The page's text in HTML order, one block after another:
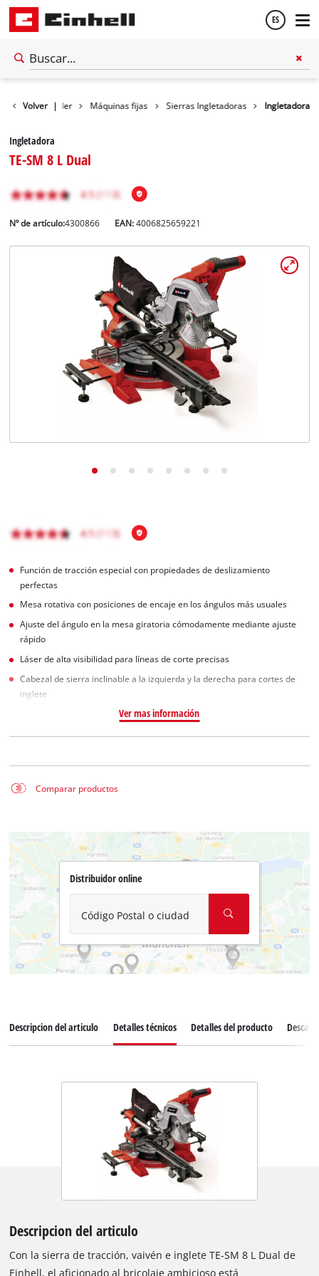
ES
Volver |Taller Máquinas fijas Sierras Ingletadoras Ingletadora
Ingletadora
TE-SM 8 L Dual
Nº de artículo:4300866 EAN:4006825659221
Función de tracción especial con propiedades de deslizamiento
perfectas
Mesa rotativa con posiciones de encaje en los ángulos más usuales
Ajuste del ángulo en la mesa giratoria cómodamente mediante ajuste
rápido
Láser de alta visibilidad para líneas de corte precisas
Cabezal de sierra inclinable a la izquierda y la derecha para cortes de
inglete
Ver mas información
Comparar productos
Distribuidor online
Código Postal o ciudad
Descripcion del articulo Detalles técnicos Detalles del producto
Descripcion del articulo
Con la sierra de tracción, vaivén e inglete TE-SM 8 L Dual de
Einhell, el aficionado al bricolaje ambicioso está